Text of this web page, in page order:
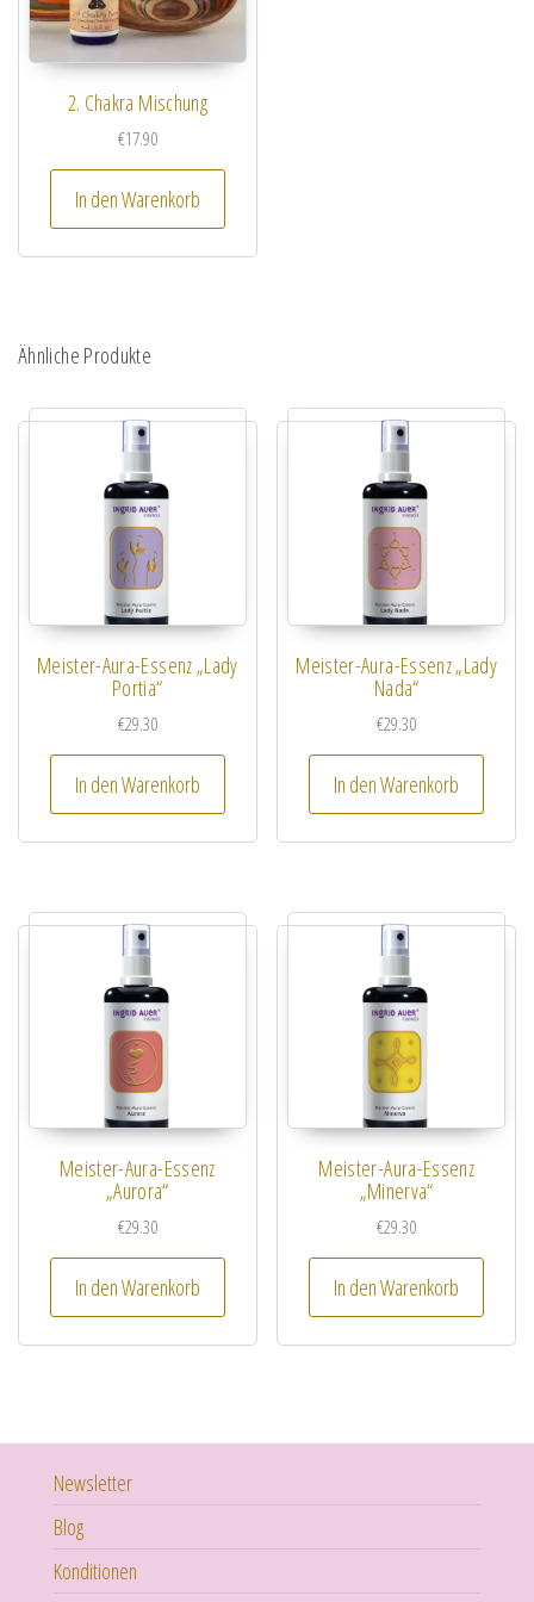
2. Chakra Mischung
€17.90
In den Warenkorb
Ähnliche Produkte
Meister-Aura-Essenz „Lady
Portia“
€29.30
In den Warenkorb
Meister-Aura-Essenz „Lady
Nada“
€29.30
In den Warenkorb
Meister-Aura-Essenz
„Aurora“
€29.30
In den Warenkorb
Meister-Aura-Essenz
„Minerva“
€29.30
In den Warenkorb
Newsletter
Blog
Konditionen